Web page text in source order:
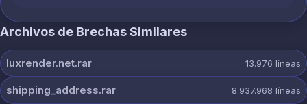
Archivos de Brechas Similares
luxrender.net.rar 13.976 líneas
shipping_address.rar 8.937.968 líneas